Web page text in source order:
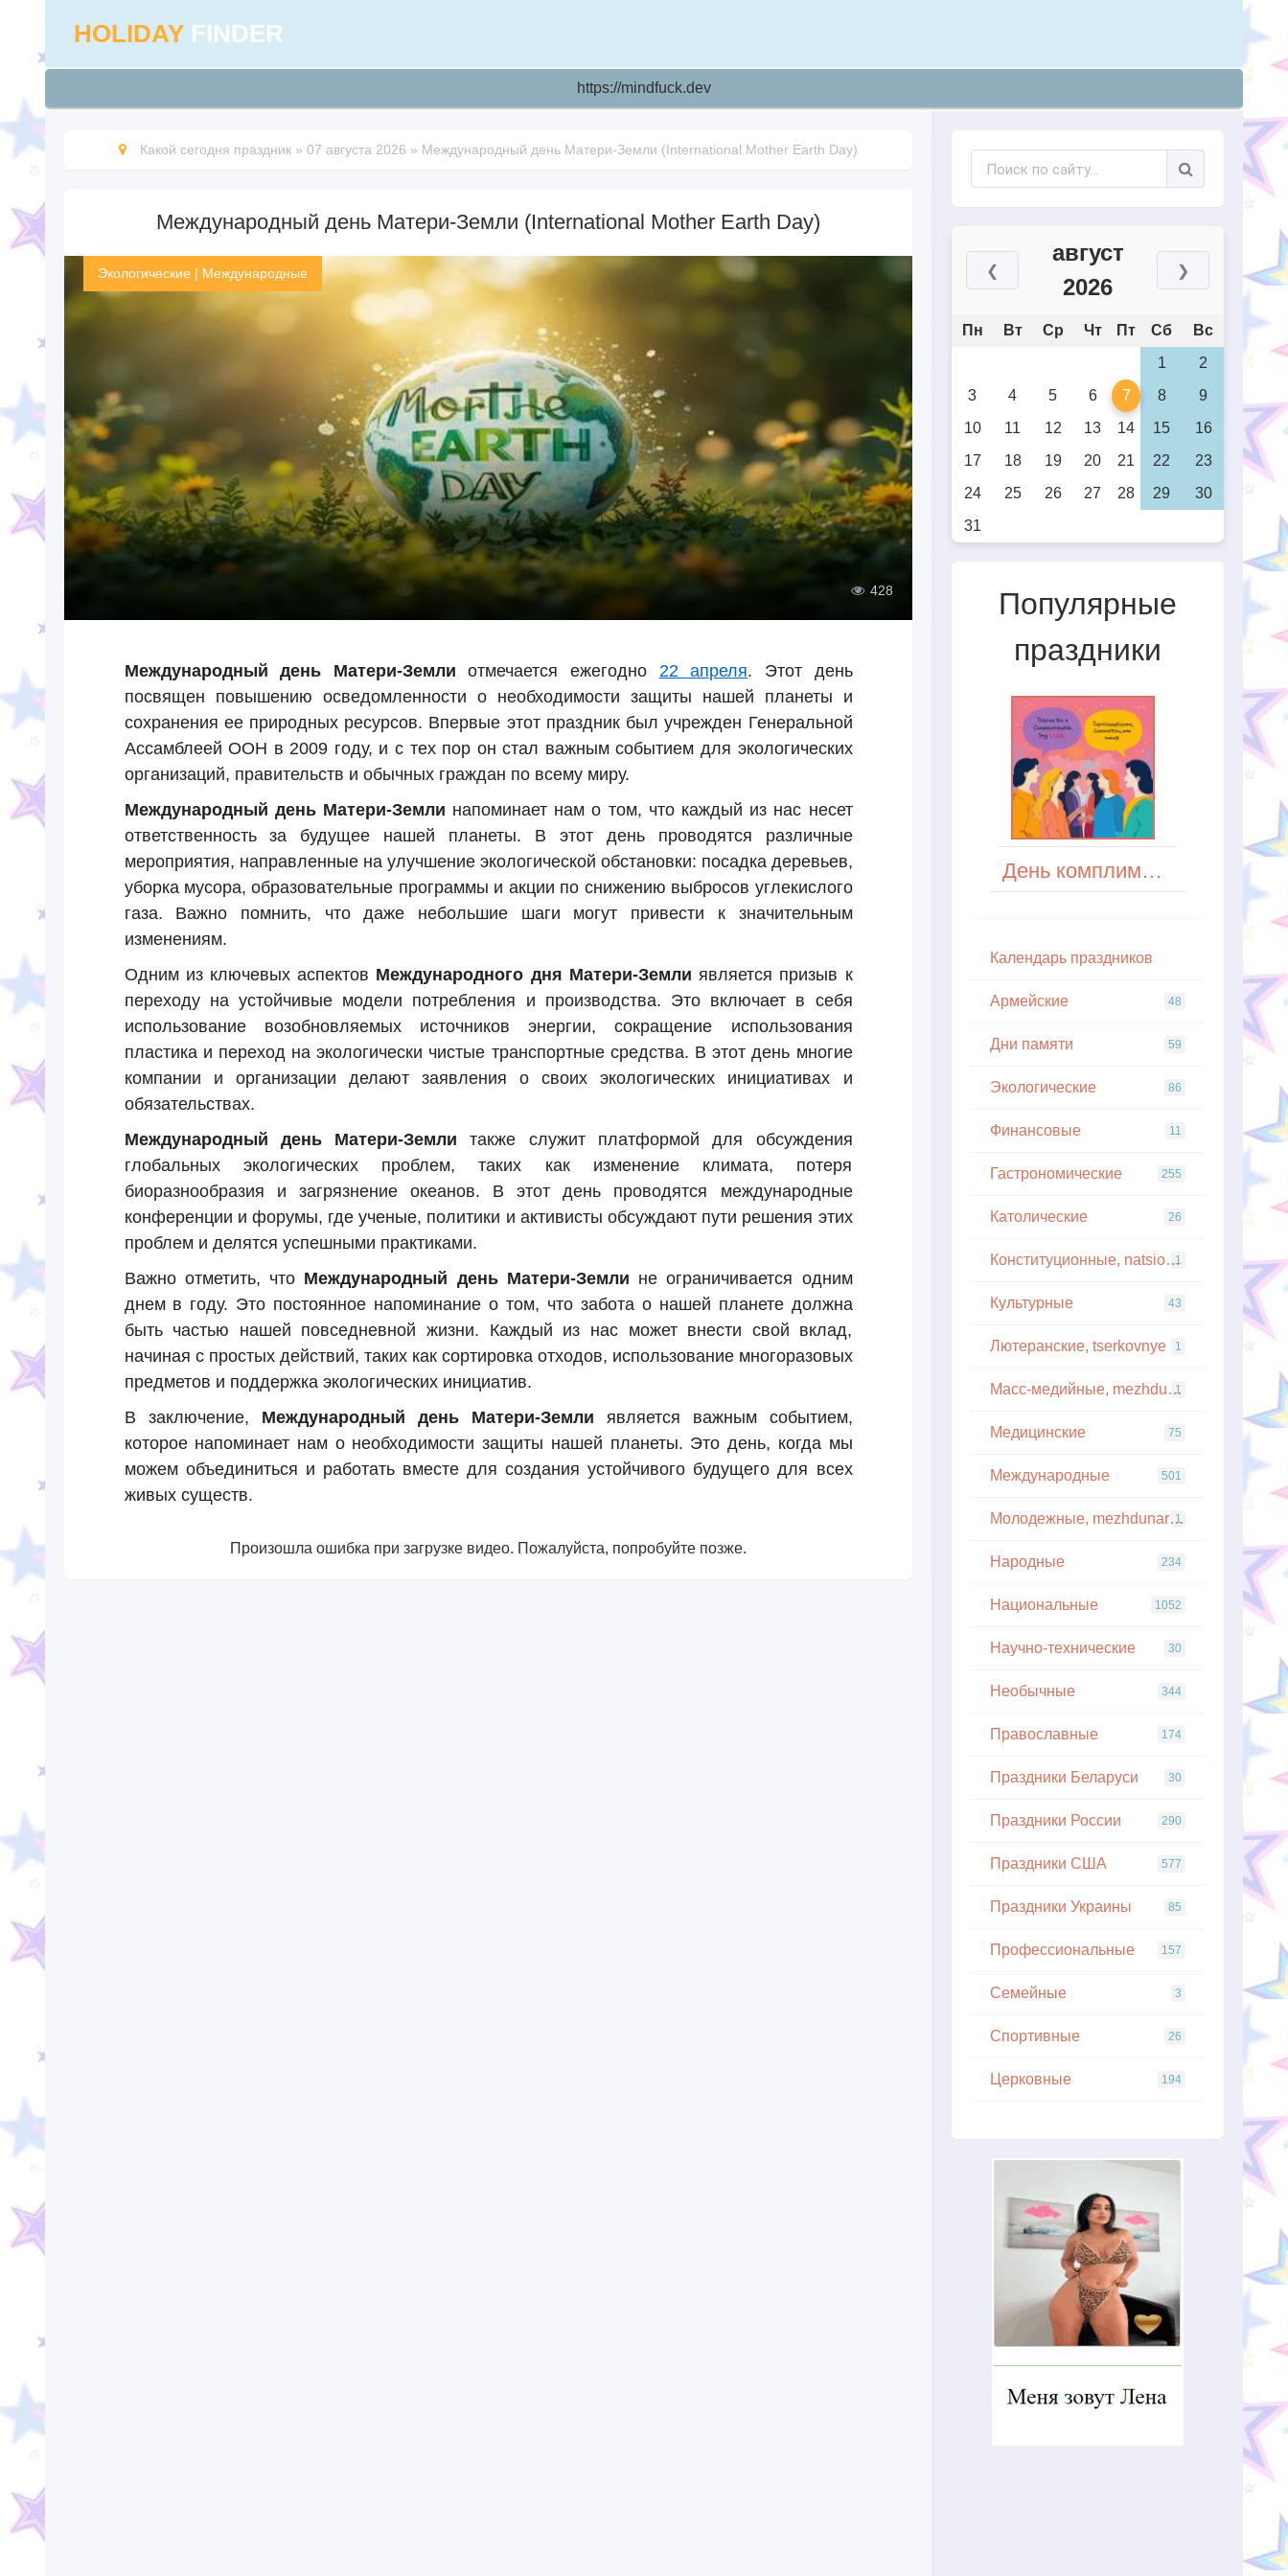
HOLIDAY FINDER
https://mindfuck.dev
Какой сегодня праздник » 07 августа 2026 » Международный день Матери-Земли (International Mother Earth Day)
Международный день Матери-Земли (International Mother Earth Day)
Экологические | Международные
428
Международный день Матери-Земли отмечается ежегодно 22 апреля. Этот день
посвящен повышению осведомленности о необходимости защиты нашей планеты и
сохранения ее природных ресурсов. Впервые этот праздник был учрежден Генеральной
Ассамблеей ООН в 2009 году, и с тех пор он стал важным событием для экологических
организаций, правительств и обычных граждан по всему миру.
Международный день Матери-Земли напоминает нам о том, что каждый из нас несет
ответственность за будущее нашей планеты. В этот день проводятся различные
мероприятия, направленные на улучшение экологической обстановки: посадка деревьев,
уборка мусора, образовательные программы и акции по снижению выбросов углекислого
газа. Важно помнить, что даже небольшие шаги могут привести к значительным
изменениям.
Одним из ключевых аспектов Международного дня Матери-Земли является призыв к
переходу на устойчивые модели потребления и производства. Это включает в себя
использование возобновляемых источников энергии, сокращение использования
пластика и переход на экологически чистые транспортные средства. В этот день многие
компании и организации делают заявления о своих экологических инициативах и
обязательствах.
Международный день Матери-Земли также служит платформой для обсуждения
глобальных экологических проблем, таких как изменение климата, потеря
биоразнообразия и загрязнение океанов. В этот день проводятся международные
конференции и форумы, где ученые, политики и активисты обсуждают пути решения этих
проблем и делятся успешными практиками.
Важно отметить, что Международный день Матери-Земли не ограничивается одним
днем в году. Это постоянное напоминание о том, что забота о нашей планете должна
быть частью нашей повседневной жизни. Каждый из нас может внести свой вклад,
начиная с простых действий, таких как сортировка отходов, использование многоразовых
предметов и поддержка экологических инициатив.
В заключение, Международный день Матери-Земли является важным событием,
которое напоминает нам о необходимости защиты нашей планеты. Это день, когда мы
можем объединиться и работать вместе для создания устойчивого будущего для всех
живых существ.
Произошла ошибка при загрузке видео. Пожалуйста, попробуйте позже.
❮
август
2026
❯
Пн Вт Ср Чт Пт Сб
Вс
1
2
3
4 5 6 7 8
9
10
11 12 13 14 15
16
17
18 19 20 21 22
23
24
25 26 27 28 29
30
31
Популярные
праздники
День комплиментов (National Compliment Day) в США
Кaлeндapь пpaздникoв
Армейские 48
Дни памяти 59
Экологические 86
Финансовые 11
Гастрономические 255
Католические 26
Конституционные, natsionalnye
1
Культурные 43
Лютеранские, tserkovnye 1
Масс-медийные, mezhdunarodnye
1
Медицинские 75
Международные 501
Молодежные, mezhdunarodnye
1
Народные 234
Национальные 1052
Научно-технические 30
Необычные 344
Православные 174
Праздники Беларуси 30
Праздники России 290
Праздники США 577
Праздники Украины 85
Профессиональные 157
Семейные 3
Спортивные 26
Церковные 194